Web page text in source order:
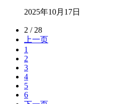
2025年10月17日
2 / 28
上一页
1
2
3
4
5
6